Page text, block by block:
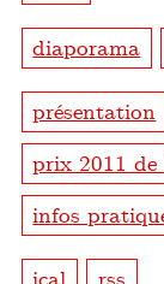
diaporama
présentation
prix 2011 de
infos
ical rss